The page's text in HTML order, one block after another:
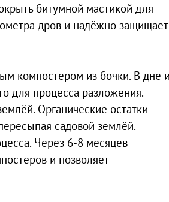
битумной мастикой для
дров и надёжно защищает
компостером из бочки. В дне и
для процесса разложения.
Органические остатки —
садовой землёй.
Через 6-8 месяцев
и позволяет